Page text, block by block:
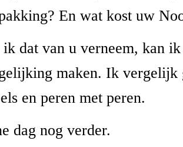
En wat kost uw
dat van u verneem, kan ik
maken. Ik vergelijk
en peren met peren.
dag nog verder.